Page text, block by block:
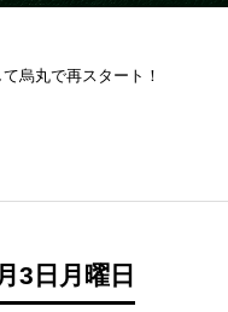
烏丸で再スタート！
3日月曜日